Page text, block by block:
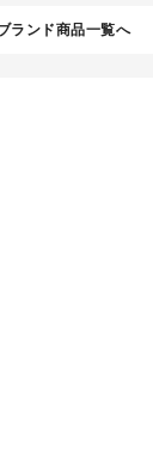
ランド商品一覧へ